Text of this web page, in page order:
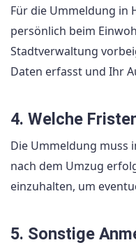
Für die Ummeldung in
persönlich beim
Stadtverwaltung
Daten erfasst und Ihr
4. Welche
Die Ummeldung muss
nach dem Umzug
einzuhalten, um
5. Sonstige